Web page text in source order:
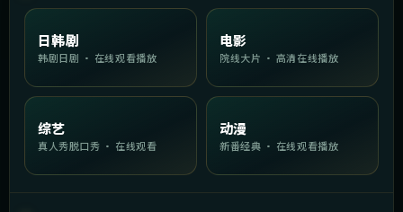
日韩剧
韩剧日剧 · 在线观看播放
电影
院线大片 · 高清在线播放
综艺
真人秀脱口秀 · 在线观看
动漫
新番经典 · 在线观看播放